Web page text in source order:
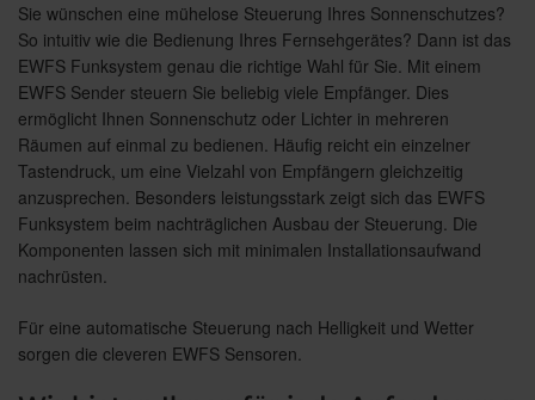
Sie wünschen eine mühelose Steuerung Ihres Sonnenschutzes?
So intuitiv wie die Bedienung Ihres Fernsehgerätes? Dann ist das
EWFS Funksystem genau die richtige Wahl für Sie. Mit einem
EWFS Sender steuern Sie beliebig viele Empfänger. Dies
ermöglicht Ihnen Sonnenschutz oder Lichter in mehreren
Räumen auf einmal zu bedienen. Häufig reicht ein einzelner
Tastendruck, um eine Vielzahl von Empfängern gleichzeitig
anzusprechen. Besonders leistungsstark zeigt sich das EWFS
Funksystem beim nachträglichen Ausbau der Steuerung. Die
Komponenten lassen sich mit minimalen Installationsaufwand
nachrüsten.
Für eine automatische Steuerung nach Helligkeit und Wetter
sorgen die cleveren EWFS Sensoren.